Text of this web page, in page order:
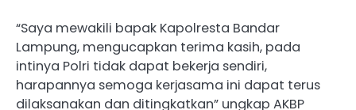
“Saya mewakili bapak Kapolresta Bandar
Lampung, mengucapkan terima kasih, pada
intinya Polri tidak dapat bekerja sendiri,
harapannya semoga kerjasama ini dapat terus
dilaksanakan dan ditingkatkan” ungkap AKBP